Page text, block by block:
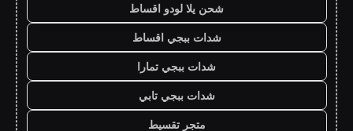
شحن يلا لودو اقساط
شدات ببجي اقساط
شدات ببجي تمارا
شدات ببجي تابي
متجر تقسيط